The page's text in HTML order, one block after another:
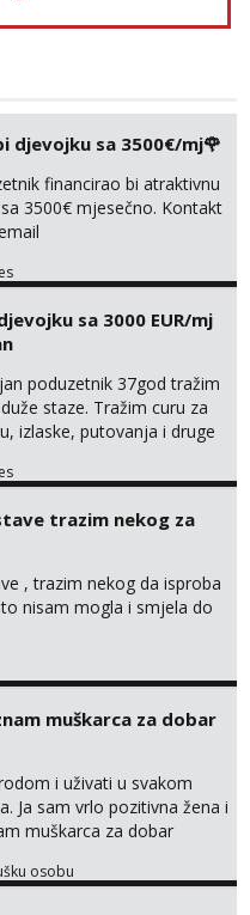
djevojku sa 3500€/mj🌹
financirao bi atraktivnu
3500€ mjesečno. Kontakt
sa 3000 EUR/mj
poduzetnik 37god tražim
staze. Tražim curu za
izlaske, putovanja i druge
zgodna i atraktivna
trazim nekog za
, trazim nekog da isproba
nisam mogla i smjela do
muškarca za dobar
i uživati u svakom
Ja sam vrlo pozitivna žena i
muškarca za dobar
me tamo, cekam te!
osobu